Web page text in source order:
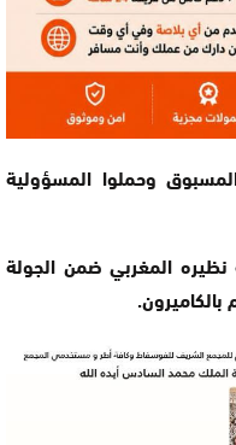
وحملوا المسؤولية
نظيره المغربي ضمن الجولة